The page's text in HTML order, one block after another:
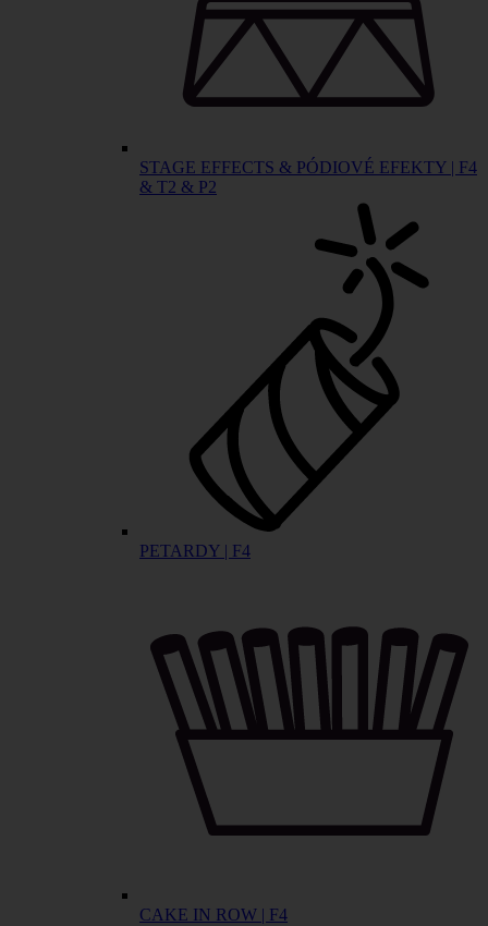
STAGE EFFECTS & PÓDIOVÉ EFEKTY | F4
& T2 & P2
PETARDY | F4
CAKE IN ROW | F4